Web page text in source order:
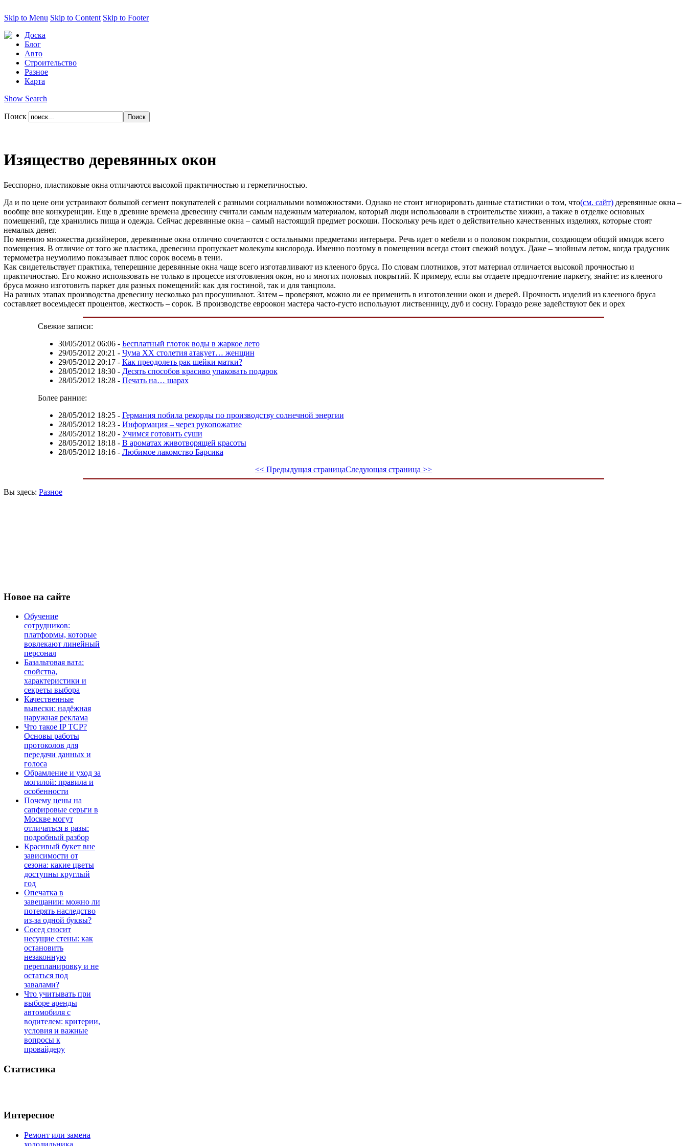
Skip to Menu Skip to Content Skip to Footer
Доска
Блог
Авто
Строительство
Разное
Карта
Show Search
Поиск
Изящество деревянных окон
Бесспорно, пластиковые окна отличаются высокой практичностью и герметичностью.
Да и по цене они устраивают большой сегмент покупателей с разными социальными возможностями. Однако не стоит игнорировать данные статистики о том, что(см. сайт) деревянные окна –
вообще вне конкуренции. Еще в древние времена древесину считали самым надежным материалом, который люди использовали в строительстве хижин, а также в отделке основных
помещений, где хранились пища и одежда. Сейчас деревянные окна – самый настоящий предмет роскоши. Поскольку речь идет о действительно качественных изделиях, которые стоят
немалых денег.
По мнению множества дизайнеров, деревянные окна отлично сочетаются с остальными предметами интерьера. Речь идет о мебели и о половом покрытии, создающем общий имидж всего
помещения. В отличие от того же пластика, древесина пропускает молекулы кислорода. Именно поэтому в помещении всегда стоит свежий воздух. Даже – знойным летом, когда градусник
термометра неумолимо показывает плюс сорок восемь в тени.
Как свидетельствует практика, теперешние деревянные окна чаще всего изготавливают из клееного бруса. По словам плотников, этот материал отличается высокой прочностью и
практичностью. Его можно использовать не только в процессе изготовления окон, но и многих половых покрытий. К примеру, если вы отдаете предпочтение паркету, знайте: из клееного
бруса можно изготовить паркет для разных помещений: как для гостиной, так и для танцпола.
На разных этапах производства древесину несколько раз просушивают. Затем – проверяют, можно ли ее применить в изготовлении окон и дверей. Прочность изделий из клееного бруса
составляет восемьдесят процентов, жесткость – сорок. В производстве евроокон мастера часто-густо используют лиственницу, дуб и сосну. Гораздо реже задействуют бек и орех
Свежие записи:
30/05/2012 06:06- Бесплатный глоток воды в жаркое лето
29/05/2012 20:21 - Чума ХХ столетия атакует… женщин
29/05/2012 20:17- Как преодолеть рак шейки матки?
28/05/2012 18:30- Десять способов красиво упаковать подарок
28/05/2012 18:28- Печать на… шарах
Более ранние:
28/05/2012 18:25- Германия побила рекорды по производству солнечной энергии
28/05/2012 18:23- Информация – через рукопожатие
28/05/2012 18:20- Учимся готовить суши
28/05/2012 18:18- В ароматах животворящей красоты
28/05/2012 18:16- Любимое лакомство Барсика
<< Предыдущая страницаСледующая страница >>
Вы здесь: Разное
Новое на сайте
Обучение
сотрудников:
платформы, которые
вовлекают линейный
персонал
Базальтовая вата:
свойства,
характеристики и
секреты выбора
Качественные
вывески: надёжная
наружная реклама
Что такое IP TCP?
Основы работы
протоколов для
передачи данных и
голоса
Обрамление и уход за
могилой: правила и
особенности
Почему цены на
сапфировые серьги в
Москве могут
отличаться в разы:
подробный разбор
Красивый букет вне
зависимости от
сезона: какие цветы
доступны круглый
год
Опечатка в
завещании: можно ли
потерять наследство
из-за одной буквы?
Сосед сносит
несущие стены: как
остановить
незаконную
перепланировку и не
остаться под
завалами?
Что учитывать при
выборе аренды
автомобиля с
водителем: критерии,
условия и важные
вопросы к
провайдеру
Статистика
Интересное
Ремонт или замена